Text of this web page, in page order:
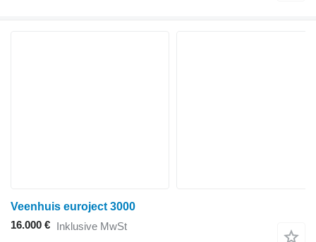
Veenhuis euroject 3000
16.000 € Inklusive MwSt